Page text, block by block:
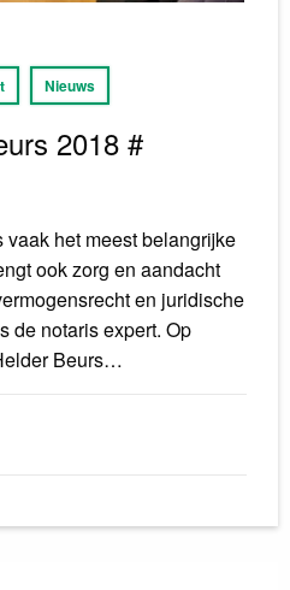
Nieuws
2018 #
het meest belangrijke
ook zorg en aandacht
en juridische
de notaris expert. Op
Beurs…